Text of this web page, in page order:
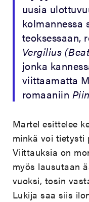
uusia
kolmannessa
teoksessaan,
Vergilius
jonka
viittaamatta
romaaniin
Martel esittelee
minkä voi tietysti
Viittauksia on
myös lausutaan
vuoksi, tosin
Lukija saa siis